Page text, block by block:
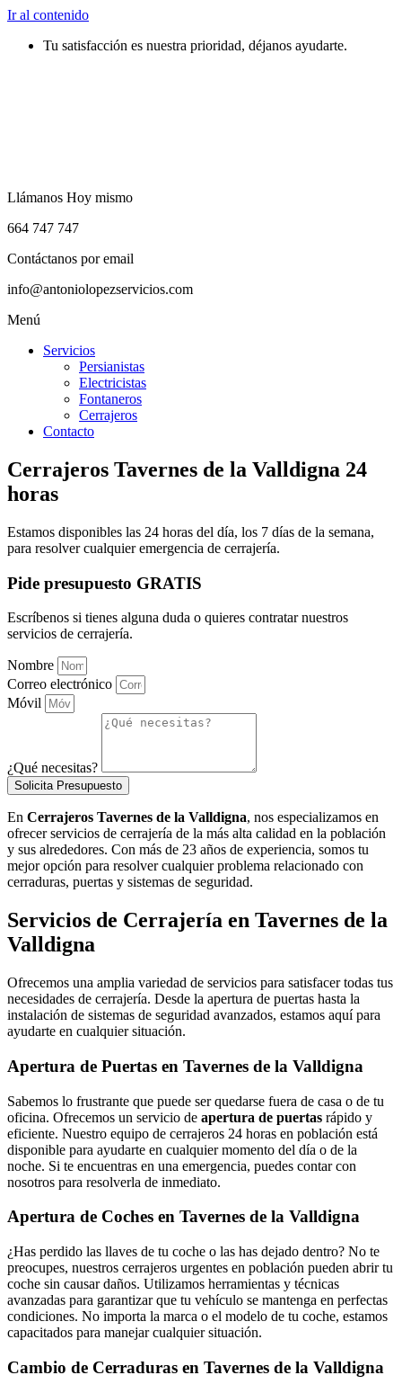
Ir al contenido
Tu satisfacción es nuestra prioridad, déjanos ayudarte.
Llámanos Hoy mismo
664 747 747
Contáctanos por email
info@antoniolopezservicios.com
Menú
Servicios
Persianistas
Electricistas
Fontaneros
Cerrajeros
Contacto
Cerrajeros Tavernes de la Valldigna 24
horas
Estamos disponibles las 24 horas del día, los 7 días de la semana,
para resolver cualquier emergencia de cerrajería.
Pide presupuesto GRATIS
Escríbenos si tienes alguna duda o quieres contratar nuestros
servicios de cerrajería.
Nombre
Correo electrónico
Móvil
¿Qué necesitas?
Solicita Presupuesto
En Cerrajeros Tavernes de la Valldigna, nos especializamos en
ofrecer servicios de cerrajería de la más alta calidad en la población
y sus alrededores. Con más de 23 años de experiencia, somos tu
mejor opción para resolver cualquier problema relacionado con
cerraduras, puertas y sistemas de seguridad.
Servicios de Cerrajería en Tavernes de la
Valldigna
Ofrecemos una amplia variedad de servicios para satisfacer todas tus
necesidades de cerrajería. Desde la apertura de puertas hasta la
instalación de sistemas de seguridad avanzados, estamos aquí para
ayudarte en cualquier situación.
Apertura de Puertas en Tavernes de la Valldigna
Sabemos lo frustrante que puede ser quedarse fuera de casa o de tu
oficina. Ofrecemos un servicio de apertura de puertas rápido y
eficiente. Nuestro equipo de cerrajeros 24 horas en población está
disponible para ayudarte en cualquier momento del día o de la
noche. Si te encuentras en una emergencia, puedes contar con
nosotros para resolverla de inmediato.
Apertura de Coches en Tavernes de la Valldigna
¿Has perdido las llaves de tu coche o las has dejado dentro? No te
preocupes, nuestros cerrajeros urgentes en población pueden abrir tu
coche sin causar daños. Utilizamos herramientas y técnicas
avanzadas para garantizar que tu vehículo se mantenga en perfectas
condiciones. No importa la marca o el modelo de tu coche, estamos
capacitados para manejar cualquier situación.
Cambio de Cerraduras en Tavernes de la Valldigna